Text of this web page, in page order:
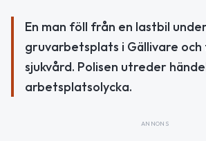
En man föll från en lastbil
gruvarbetsplats i Gällivare
sjukvård. Polisen utreder
arbetsplatsolycka.
ANNONS